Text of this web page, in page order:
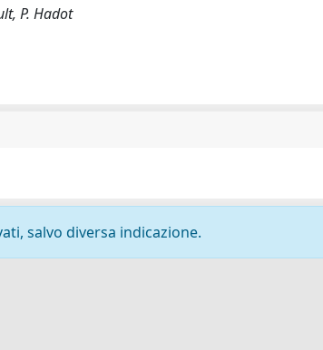
P. Hadot
salvo diversa indicazione.